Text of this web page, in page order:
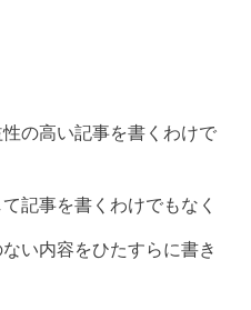
の高い記事を書くわけで
記事を書くわけでもなく
い内容をひたすらに書き